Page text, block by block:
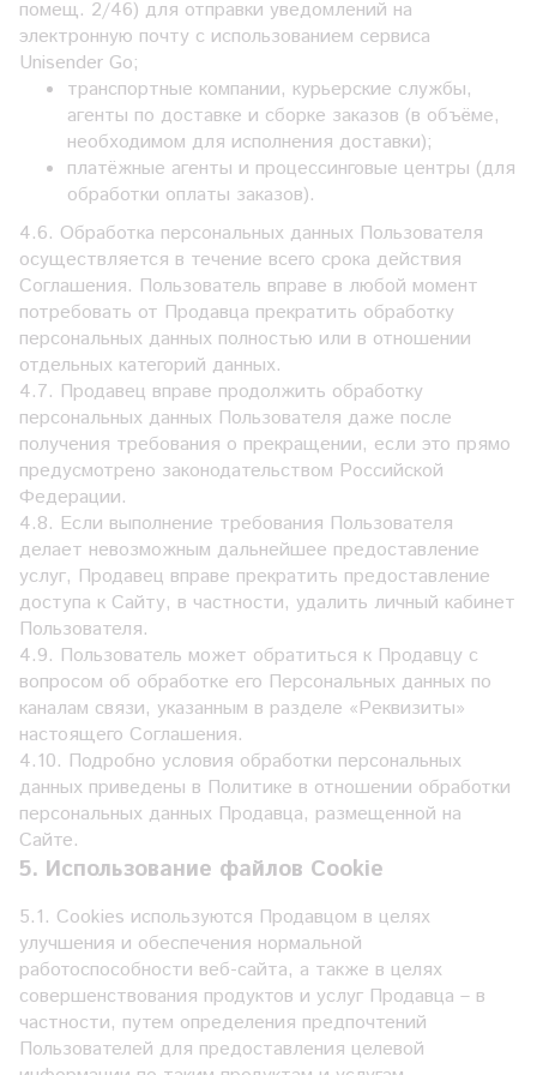
помещ. 2/46) для отправки уведомлений на
электронную почту с использованием сервиса
Unisender Go;
транспортные компании, курьерские службы,
агенты по доставке и сборке заказов (в объёме,
необходимом для исполнения доставки);
платёжные агенты и процессинговые центры (для
обработки оплаты заказов).
4.6. Обработка персональных данных Пользователя
осуществляется в течение всего срока действия
Соглашения. Пользователь вправе в любой момент
потребовать от Продавца прекратить обработку
персональных данных полностью или в отношении
отдельных категорий данных.
4.7. Продавец вправе продолжить обработку
персональных данных Пользователя даже после
получения требования о прекращении, если это прямо
предусмотрено законодательством Российской
Федерации.
4.8. Если выполнение требования Пользователя
делает невозможным дальнейшее предоставление
услуг, Продавец вправе прекратить предоставление
доступа к Сайту, в частности, удалить личный кабинет
Пользователя.
4.9. Пользователь может обратиться к Продавцу с
вопросом об обработке его Персональных данных по
каналам связи, указанным в разделе «Реквизиты»
настоящего Соглашения.
4.10. Подробно условия обработки персональных
данных приведены в Политике в отношении обработки
персональных данных Продавца, размещенной на
Сайте.
5. Использование файлов Cookie
5.1. Сookies используются Продавцом в целях
улучшения и обеспечения нормальной
работоспособности веб-сайта, а также в целях
совершенствования продуктов и услуг Продавца – в
частности, путем определения предпочтений
Пользователей для предоставления целевой